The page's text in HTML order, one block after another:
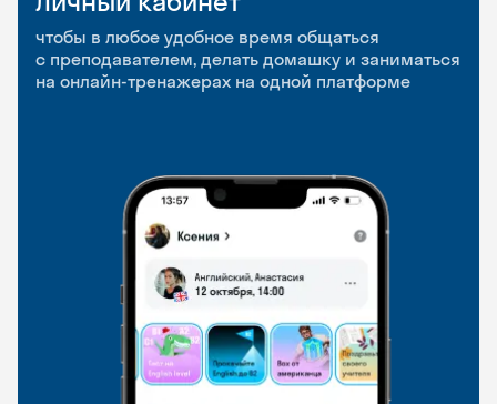
чтобы в любое удобное время общаться
с преподавателем, делать домашку и заниматься
на онлайн-тренажерах на одной платформе
приложение
чтобы заниматься и изучать новые слова где
и когда удобно
и Talks
Групповые занятия для разговорной практики
и индивидуальные встречи с преподавателями